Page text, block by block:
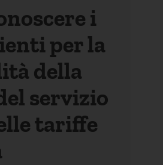
i
per la
della
servizio
tariffe